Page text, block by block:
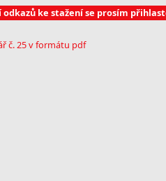
odkazů ke stažení se prosím
č. 25 v formátu pdf